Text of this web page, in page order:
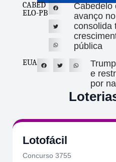
CABED
ELO-PB
Cabedelo
avanço
consolida
pública
EUA
e
por
Lotofácil
Concurso 3755